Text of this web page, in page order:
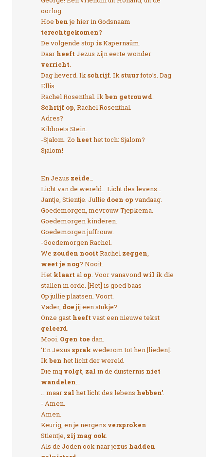
oorlog.
Hoe benje hier in Godsnaam
terechtgekomen?
De volgende stop isKapernaüm.
Daar heeft Jezus zijn eerte wonder
verricht
Dag lieverd. Ik schrijf . Ik stuurfoto’s. Dag
Ellis.
Rachel Rosenthal. Ik ben getrouwd
Schrijf op , Rachel Rosenthal.
Adres?
Kibboets Stein.
-Sjalom. Zo heet het toch: Sjalom?
Sjalom!
En Jezus zeide
Licht van de wereld… Licht des levens…
Jantje, Stientje. Jullie doen op vandaag.
Goedemorgen, mevrouw Tjepkema.
Goedemorgen kinderen.
Goedemorgen juffrouw.
-Goedemorgen Rachel.
We zouden nooit Rachel zeggen
weet je nog? Nooit.
Het klaart al op . Voor vanavond wil ik die
stallen in orde. [Het] is goed baas
Op jullie plaatsen. Voort.
Vader, doejij een stukje?
Onze gast heeft vast een nieuwe tekst
geleerd
Mooi. Ogen toe dan.
‘En Jezus sprak wederom tot hen [lieden]:
Ik ben het licht der wereld
Die mij volgt zal in de duisternis niet
wandelen
… maar zal het licht des lebens hebben’
- Amen.
Amen.
Keurig, en je nergens versproken
Stientje, zij mag ook
Als de Joden ook naar jezus hadden